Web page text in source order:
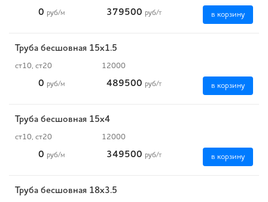
0 руб/м 379500 руб/т в корзину
Труба бесшовная 15х1.5
ст10, ст20 12000
0 руб/м 489500 руб/т в корзину
Труба бесшовная 15х4
ст10, ст20 12000
0 руб/м 349500 руб/т в корзину
Труба бесшовная 18х3.5